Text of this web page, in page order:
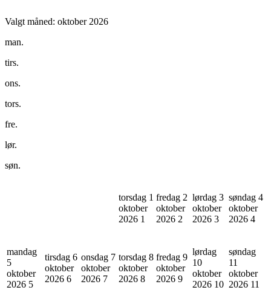
Valgt måned: oktober 2026
man.
tirs.
ons.
tors.
fre.
lør.
søn.
torsdag 1
oktober
2026 1
fredag 2
oktober
2026 2
lørdag 3
oktober
2026 3
søndag 4
oktober
2026 4
mandag
5
oktober
2026 5
tirsdag 6
oktober
2026 6
onsdag 7
oktober
2026 7
torsdag 8
oktober
2026 8
fredag 9
oktober
2026 9
lørdag
10
oktober
2026 10
søndag
11
oktober
2026 11